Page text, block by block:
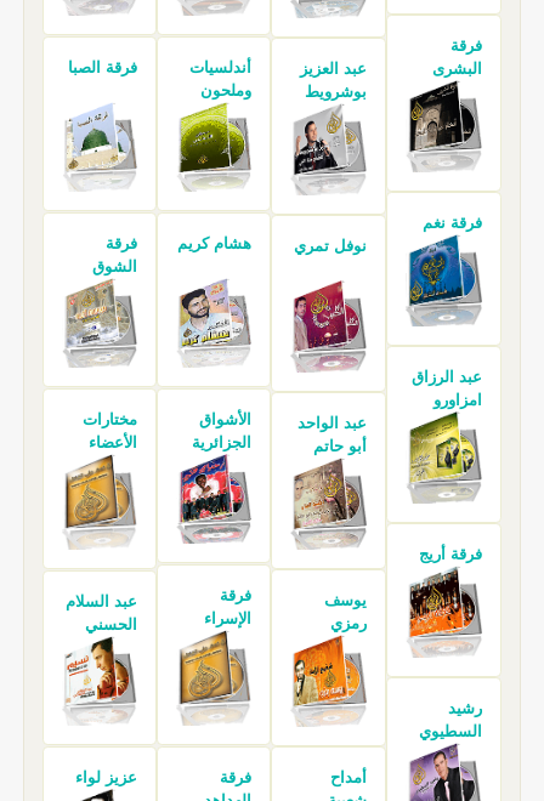
فرقة
البشرى
فرقة نغم
عبد الرزاق
امزاورو
فرقة أريج
رشيد
السطيوي
عبد العزيز
بوشرويط
نوفل تمري
عبد الواحد
أبو حاتم
يوسف
رمزي
أمداح
أندلسيات
وملحون
هشام كريم
الأشواق
الجزائرية
فرقة
الإسراء
فرقة
فرقة الصبا
فرقة
الشوق
مختارات
الأعضاء
عبد السلام
الحسني
عزيز لواء